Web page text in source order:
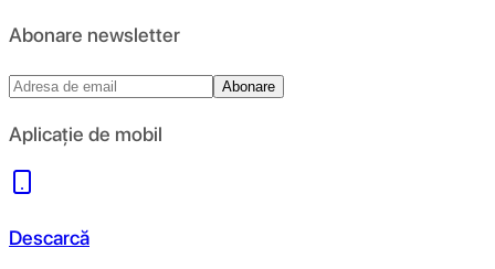
Abonare newsletter
Abonare
Aplicație de mobil
Descarcă